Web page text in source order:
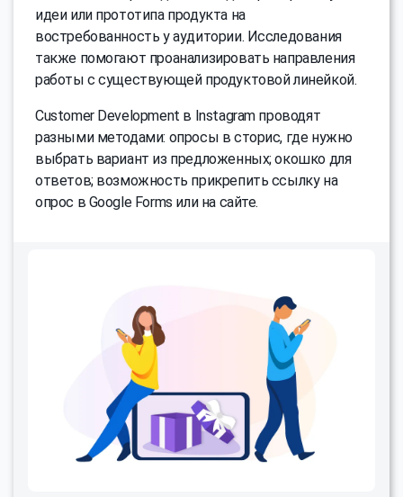
идеи или прототипа продукта на
востребованность у аудитории. Исследования
также помогают проанализировать направления
работы с существующей продуктовой линейкой.
Customer Development в Instagram проводят
разными методами: опросы в сторис, где нужно
выбрать вариант из предложенных; окошко для
ответов; возможность прикрепить ссылку на
опрос в Google Forms или на сайте.